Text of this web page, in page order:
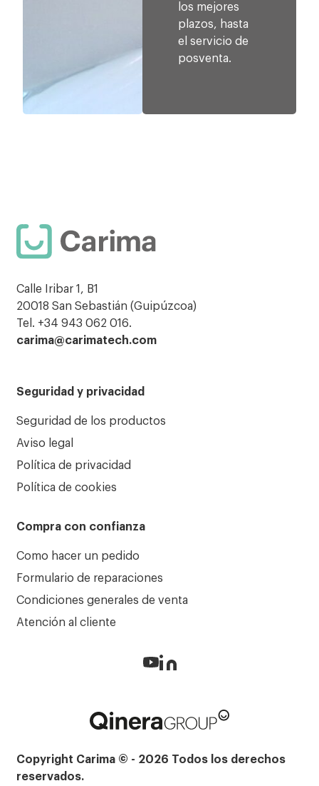
los mejores
plazos, hasta
el servicio de
posventa.
Calle Iribar 1, B1
20018 San Sebastián (Guipúzcoa)
Tel. +34 943 062 016.
carima@carimatech.com
Seguridad y privacidad
Seguridad de los productos
Aviso legal
Política de privacidad
Política de cookies
Compra con confianza
Como hacer un pedido
Formulario de reparaciones
Condiciones generales de venta
Atención al cliente
Copyright Carima © - 2026 Todos los derechos
reservados.